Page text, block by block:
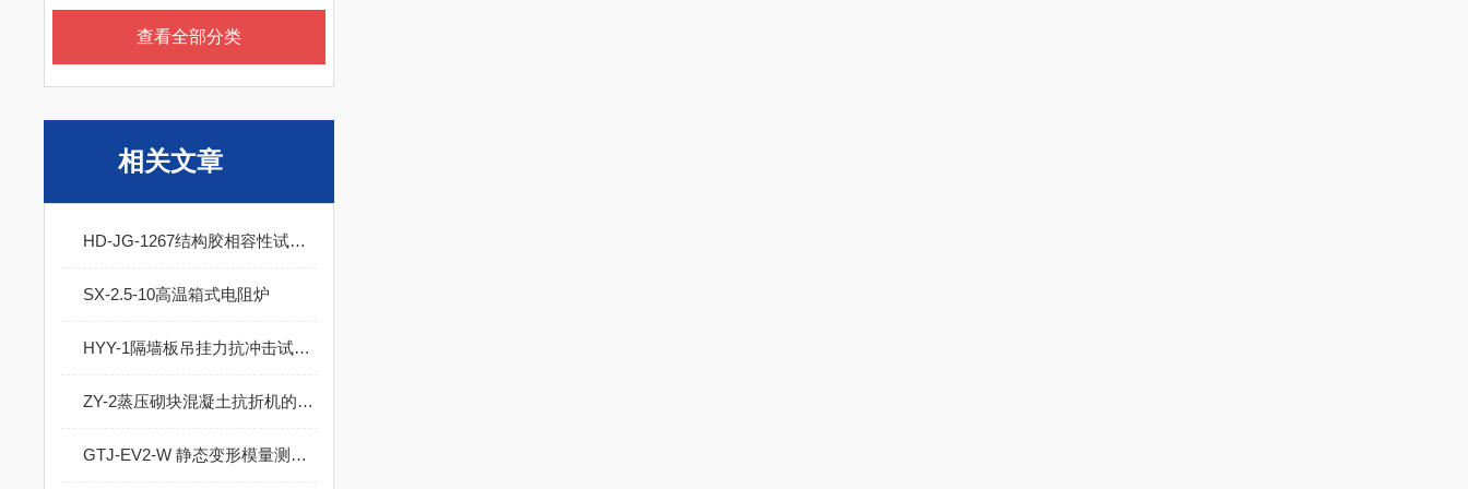
查看全部分类
相关文章
HD-JG-1267结构胶相容性试验箱的技术参数
SX-2.5-10高温箱式电阻炉
HYY-1隔墙板吊挂力抗冲击试验仪的技术参数
ZY-2蒸压砌块混凝土抗折机的技术参数
GTJ-EV2-W 静态变形模量测试仪的技术参数及产品特点